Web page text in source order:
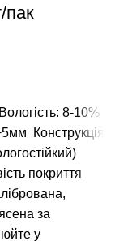
пак
Вологість: 8-10%
Конструкція
покриття
за
у